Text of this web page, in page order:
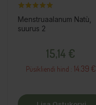
Menstruaalanum Natù,
suurus 2
15,14 €
Püsikliendi hind : 14.39 €